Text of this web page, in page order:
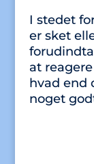
I stedet
er sket
at
hvad end
noget